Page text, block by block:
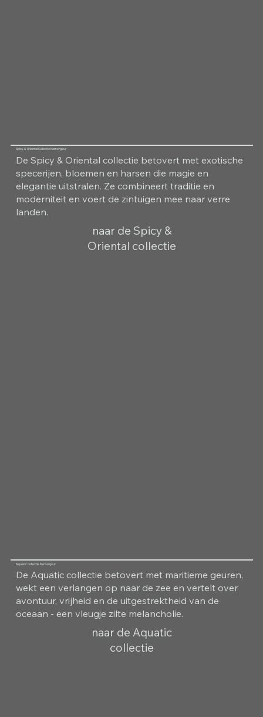
Spicy & Oriental Collectie Kamergeur
De Spicy & Oriental collectie betovert met exotische
specerijen, bloemen en harsen die magie en
elegantie uitstralen. Ze combineert traditie en
moderniteit en voert de zintuigen mee naar verre
landen.
naar de Spicy &
Oriental collectie
Aquatic Collectie Kamergeur
De Aquatic collectie betovert met maritieme geuren,
wekt een verlangen op naar de zee en vertelt over
avontuur, vrijheid en de uitgestrektheid van de
oceaan - een vleugje zilte melancholie.
naar de Aquatic
collectie